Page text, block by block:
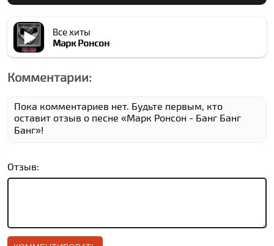
Все хиты
Марк Ронсон
Комментарии:
Пока комментариев нет. Будьте первым, кто
оставит отзыв о песне «Марк Ронсон - Банг Банг
Банг»!
Отзыв: